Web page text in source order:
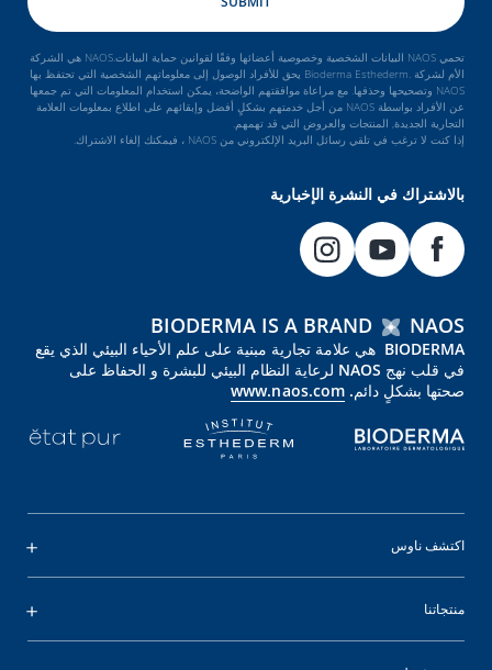
تحمي NAOS البيانات الشخصية وخصوصية أعضائها وفقًا لقوانين حماية البيانات.NAOS هي الشركة
الأم لشركة .Bioderma Esthederm يحق للأفراد الوصول إلى معلوماتهم الشخصية التي تحتفظ بها
NAOS وتصحيحها وحذفها. مع مراعاة موافقتهم الواضحة، يمكن استخدام المعلومات التي تم جمعها
عن الأفراد بواسطة NAOS من أجل خدمتهم بشكلٍ أفضل وإبقائهم على اطلاع بمعلومات العلامة
التجارية الجديدة, المنتجات والعروض التي قد تهمهم.
إذا كنت لا ترغب في تلقي رسائل البريد الإلكتروني من NAOS ، فيمكنك إلغاء الاشتراك.
بالاشتراك في النشرة الإخبارية
BIODERMA IS A BRAND NAOS
BIODERMA هي علامة تجارية مبنية على علم الأحياء البيئي الذي يقع
في قلب نهج NAOS لرعاية النظام البيئي للبشرة و الحفاظ على
صحتها بشكلٍ دائم. www.naos.com
اكتشف ناوس
منتجاتنا